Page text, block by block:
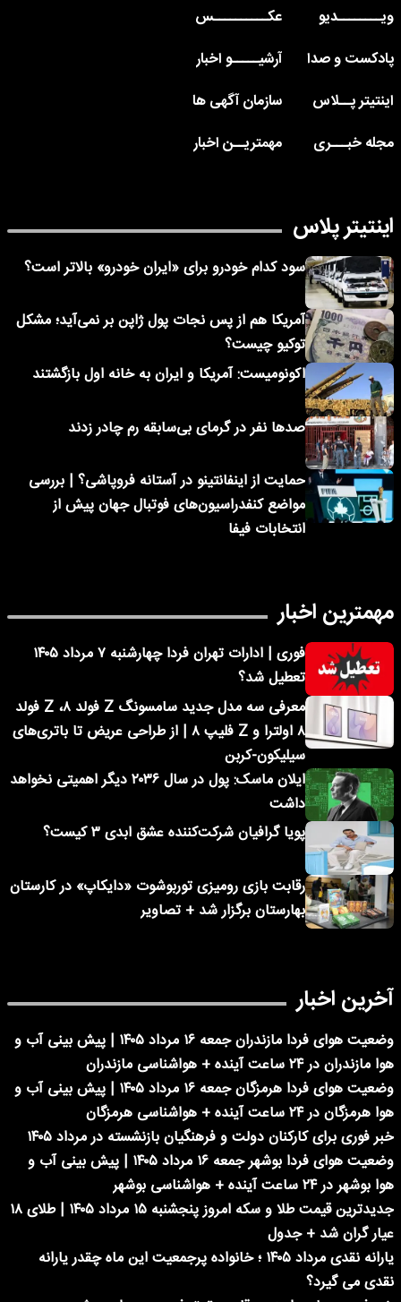
ویــــــــدیو
عکــــــــــس
پادکست و صدا
آرشیـــــو اخبار
اینتیتر پــلاس
سازمان آگهی ها
مجله خبـــری
مهمتریــن اخبار
اینتیتر پلاس
سود کدام خودرو برای «ایران خودرو» بالاتر است؟
آمریکا هم از پس نجات پول ژاپن بر نمی‌آید؛ مشکل
توکیو چیست؟
اکونومیست: آمریکا و ایران به خانه اول بازگشتند
صدها نفر در گرمای بی‌سابقه رم چادر زدند
حمایت از اینفانتینو در آستانه فروپاشی؟ | بررسی
مواضع کنفدراسیون‌های فوتبال جهان پیش از
انتخابات فیفا
مهمترین اخبار
فوری | ادارات تهران فردا چهارشنبه ۷ مرداد ۱۴۰۵
تعطیل شد؟
معرفی سه مدل جدید سامسونگ Z فولد ۸، Z فولد
۸ اولترا و Z فلیپ ۸ | از طراحی عریض تا باتری‌های
سیلیکون-کربن
ایلان ماسک: پول در سال ۲۰۳۶ دیگر اهمیتی نخواهد
داشت
پویا گرافیان شرکت‌کننده عشق ابدی ۳ کیست؟
رقابت بازی رومیزی توربوشوت «دایکاپ» در کارستان
بهارستان برگزار شد + تصاویر
آخرین اخبار
وضعیت هوای فردا مازندران جمعه ۱۶ مرداد ۱۴۰۵ | پیش بینی آب و
هوا مازندران در ۲۴ ساعت آینده + هواشناسی مازندران
وضعیت هوای فردا هرمزگان جمعه ۱۶ مرداد ۱۴۰۵ | پیش بینی آب و
هوا هرمزگان در ۲۴ ساعت آینده + هواشناسی هرمزگان
خبر فوری برای کارکنان دولت و فرهنگیان بازنشسته در مرداد ۱۴۰۵
وضعیت هوای فردا بوشهر جمعه ۱۶ مرداد ۱۴۰۵ | پیش بینی آب و
هوا بوشهر در ۲۴ ساعت آینده + هواشناسی بوشهر
جدیدترین قیمت طلا و سکه امروز پنجشنبه ۱۵ مرداد ۱۴۰۵ | طلای ۱۸
عیار گران شد + جدول
یارانه نقدی مرداد ۱۴۰۵ ؛ خانواده پرجمعیت این ماه چقدر یارانه
نقدی می گیرد؟